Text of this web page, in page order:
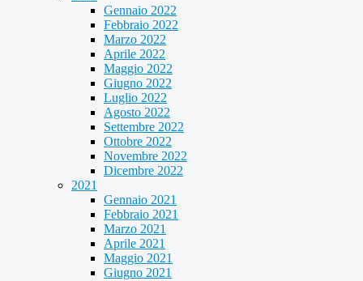
Gennaio 2022
Febbraio 2022
Marzo 2022
Aprile 2022
Maggio 2022
Giugno 2022
Luglio 2022
Agosto 2022
Settembre 2022
Ottobre 2022
Novembre 2022
Dicembre 2022
2021
Gennaio 2021
Febbraio 2021
Marzo 2021
Aprile 2021
Maggio 2021
Giugno 2021